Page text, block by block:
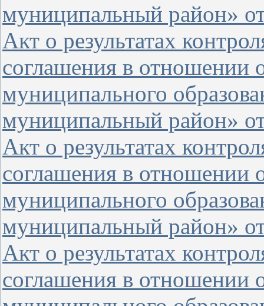
муниципальный район»
Акт о результатах
соглашения в отношении
муниципального
муниципальный район»
Акт о результатах
соглашения в отношении
муниципального
муниципальный район»
Акт о результатах
соглашения в отношении